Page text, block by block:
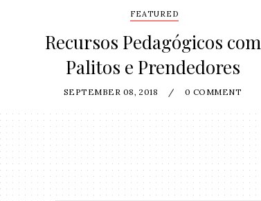
FEATURED
Recursos Pedagógicos com
Palitos e Prendedores
SEPTEMBER 08, 2018 / 0 COMMENT